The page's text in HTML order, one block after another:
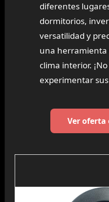
diferentes
dormitorios,
versatilidad y
una
clima interior.
experimentar
Ver oferta